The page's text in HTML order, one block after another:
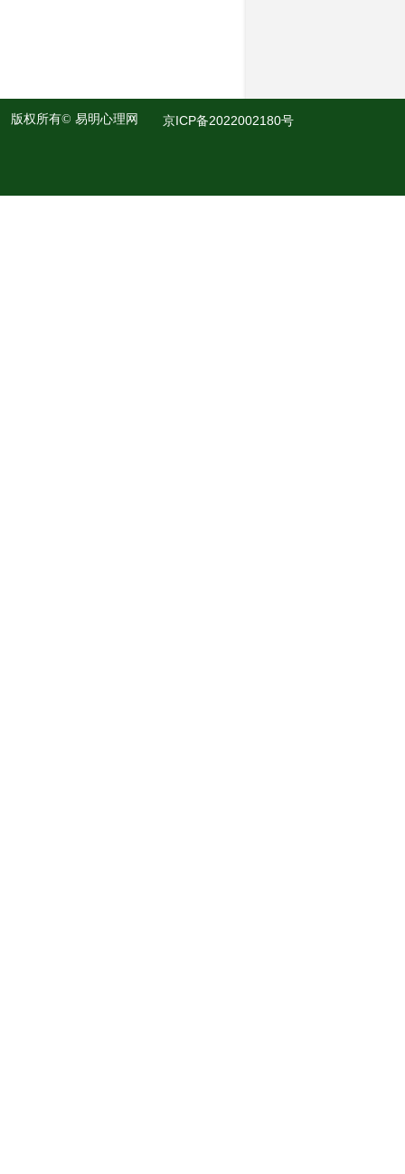
版权所有© 易明心理网 京ICP备2022002180号